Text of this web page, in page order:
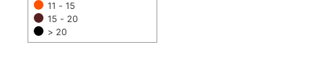
11 - 15
15 - 20
> 20